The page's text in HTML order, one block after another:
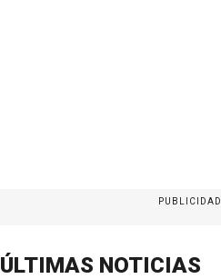
PUBLICIDAD
ÚLTIMAS NOTICIAS